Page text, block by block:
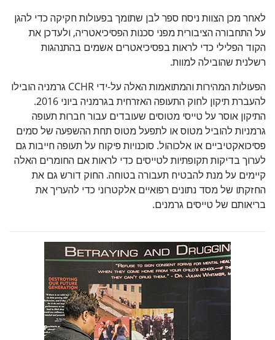
לאחר מכן הצוות ניסח ספר לבן שתומך בפעולות חקיקה כדי להגן
על התחבורה הציבורית מפני סכנות הפסיכיאטריה, ולעדכן את
הקוד הפלילי כדי לראות בפסיכיאטרים אשמים בהתנהגות
רשלנית שהובילה למוות.
הפעולות המהירות והמתואמות האלה על-ידי CCHR גרמניה הובילו
להעברת תיקון לחוק התעופה האזרחית בגרמניה ביוני 2016.
התיקון אוסר על טייסי מטוסים שעובדים עבור חברות תעופה
גרמניות להוביל מטוס או לתפעל מטוס תחת ההשפעה של סמים
פסיכואקטיביים או אלכוהול. סוכנויות פיקוח על תעופה חייבות גם
לערוך בדיקות תקופתיות לטייסים כדי לראות אם החומרים האלה
קיימים על מנת להבטיח תעבורה בטוחה. החוק דורש גם את
החזקתו של מסד נתונים רפואיים אלקטרוני כדי להעריך את
בריאותם של טייסים גרמנים.